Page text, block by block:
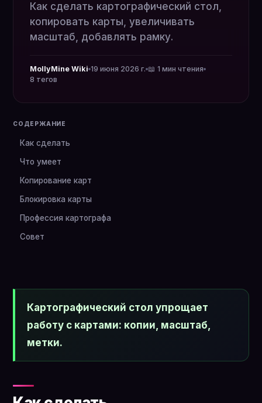
Как сделать картографический стол,
копировать карты, увеличивать
масштаб, добавлять рамку.
MollyMine Wiki 19 июня 2026 г. 📖 1 мин чтения
8 тегов
СОДЕРЖАНИЕ
Как сделать
Что умеет
Копирование карт
Блокировка карты
Профессия картографа
Совет
Картографический стол упрощает
работу с картами: копии, масштаб,
метки.